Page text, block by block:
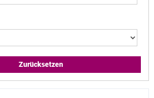
Zurücksetzen